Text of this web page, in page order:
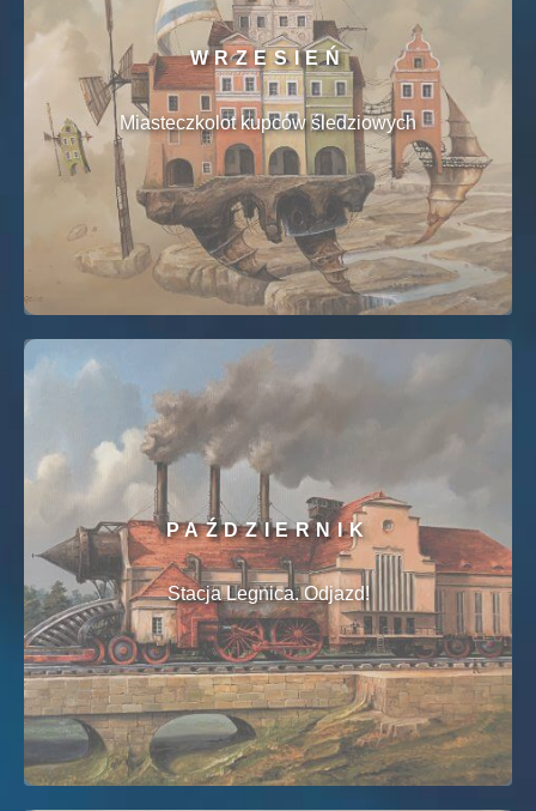
WRZESIEŃ
Miasteczkolot kupców śledziowych
PAŹDZIERNIK
Stacja Legnica. Odjazd!